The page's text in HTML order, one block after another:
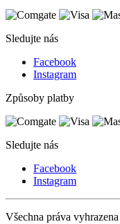
Sledujte nás
Facebook
Instagram
Způsoby platby
Sledujte nás
Facebook
Instagram
Všechna práva